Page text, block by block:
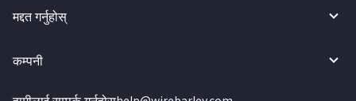
मद्दत गर्नुहोस्
कम्पनी